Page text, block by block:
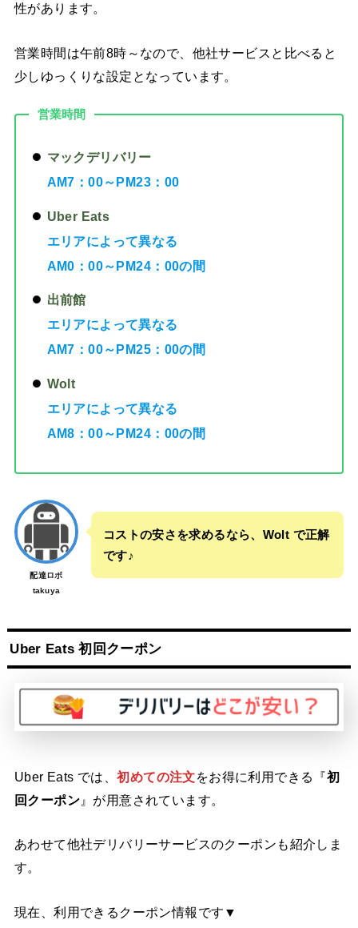
性があります。
営業時間は午前8時～なので、他社サービスと比べると
少しゆっくりな設定となっています。
営業時間
マックデリバリー
AM7：00～PM23：00
Uber Eats
エリアによって異なる
AM0：00～PM24：00の間
出前館
エリアによって異なる
AM7：00～PM25：00の間
Wolt
エリアによって異なる
AM8：00～PM24：00の間
配達ロボ
takuya
コストの安さを求めるなら、Wolt で正解
です♪
Uber Eats 初回クーポン
Uber Eats では、初めての注文をお得に利用できる『初
回クーポン』が用意されています。
あわせて他社デリバリーサービスのクーポンも紹介しま
す。
現在、利用できるクーポン情報です▼